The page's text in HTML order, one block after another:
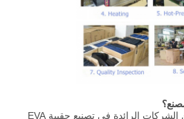
نحن مصنع 19 عاما.واحدة من الشركات الرائدة في تصنيع حقيبة EVA